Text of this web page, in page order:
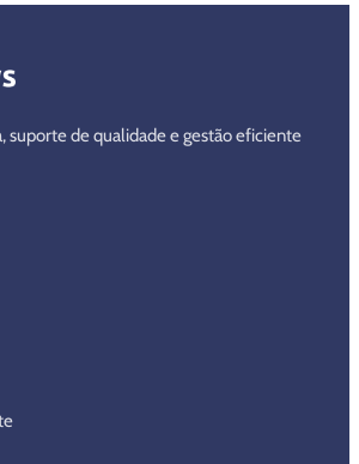
suporte de qualidade e gestão eficiente